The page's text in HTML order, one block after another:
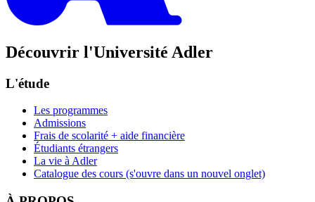
Découvrir l'Université Adler
L'étude
Les programmes
Admissions
Frais de scolarité + aide financière
Étudiants étrangers
La vie à Adler
Catalogue des cours (s'ouvre dans un nouvel onglet)